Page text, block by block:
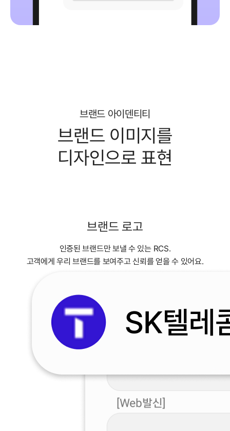
브랜드 아이덴티티
브랜드 이미지를
디자인으로 표현
브랜드 로고
인증된 브랜드만 보낼 수 있는 RCS.
고객에게 우리 브랜드를 보여주고 신뢰를 얻을 수 있어요.